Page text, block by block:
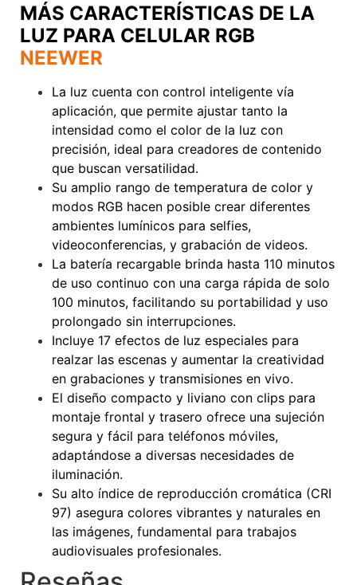
MÁS CARACTERÍSTICAS DE LA
LUZ PARA CELULAR RGB
NEEWER
La luz cuenta con control inteligente vía
aplicación, que permite ajustar tanto la
intensidad como el color de la luz con
precisión, ideal para creadores de contenido
que buscan versatilidad.
Su amplio rango de temperatura de color y
modos RGB hacen posible crear diferentes
ambientes lumínicos para selfies,
videoconferencias, y grabación de videos.
La batería recargable brinda hasta 110 minutos
de uso continuo con una carga rápida de solo
100 minutos, facilitando su portabilidad y uso
prolongado sin interrupciones.
Incluye 17 efectos de luz especiales para
realzar las escenas y aumentar la creatividad
en grabaciones y transmisiones en vivo.
El diseño compacto y liviano con clips para
montaje frontal y trasero ofrece una sujeción
segura y fácil para teléfonos móviles,
adaptándose a diversas necesidades de
iluminación.
Su alto índice de reproducción cromática (CRI
97) asegura colores vibrantes y naturales en
las imágenes, fundamental para trabajos
audiovisuales profesionales.